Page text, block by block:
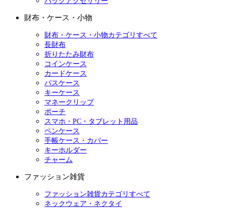
財布・ケース・小物
財布・ケース・小物カテゴリすべて
長財布
折りたたみ財布
コインケース
カードケース
パスケース
キーケース
マネークリップ
ポーチ
スマホ・PC・タブレット用品
ペンケース
手帳ケース・カバー
キーホルダー
チャーム
ファッション雑貨
ファッション雑貨カテゴリすべて
ネックウェア・ネクタイ